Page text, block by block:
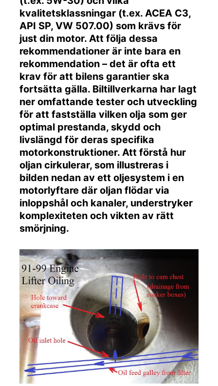
kvalitetsklassningar (t.ex. ACEA C3,
API SP, VW 507.00) som krävs för
just din motor. Att följa dessa
rekommendationer är inte bara en
rekommendation – det är ofta ett
krav för att bilens garantier ska
fortsätta gälla. Biltillverkarna har lagt
ner omfattande tester och utveckling
för att fastställa vilken olja som ger
optimal prestanda, skydd och
livslängd för deras specifika
motorkonstruktioner. Att förstå hur
oljan cirkulerar, som illustreras i
bilden nedan av ett oljesystem i en
motorlyftare där oljan flödar via
inloppshål och kanaler, understryker
komplexiteten och vikten av rätt
smörjning.